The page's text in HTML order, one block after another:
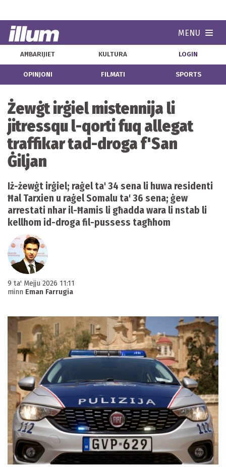
MENU
AĦBARIJIET KULTURA LOGIN
OPINJONI FILMATI SPORTS
Żewġt irġiel mistennija li
jitressqu l-qorti fuq allegat
traffikar tad-droga f'San
Ġiljan
Iż-żewġt irġiel; raġel ta' 34 sena li huwa residenti
Ħal Tarxien u raġel Somalu ta' 36 sena; ġew
arrestati nhar il-Ħamis li għadda wara li nstab li
kellhom id-droga fil-pussess tagħhom
9 ta' Mejju 2026 11:11
minn Eman Farrugia